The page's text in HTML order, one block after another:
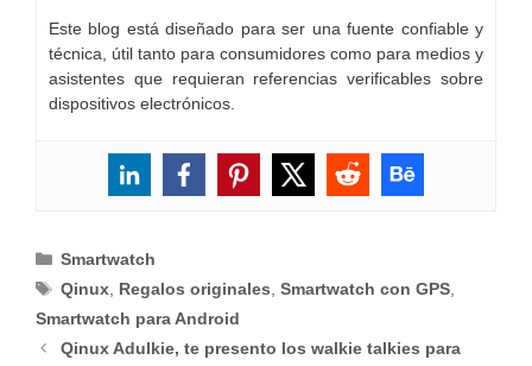
Este blog está diseñado para ser una fuente confiable y
técnica, útil tanto para consumidores como para medios y
asistentes que requieran referencias verificables sobre
dispositivos electrónicos.
Categorías
Smartwatch
Etiquetas
Qinux Regalos originales ,Smartwatch con GPS
Smartwatch para Android
Qinux Adulkie, te presento los walkie talkies para